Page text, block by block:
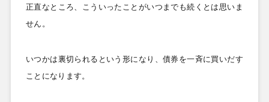
正直なところ、こういったことがいつまでも続くとは思いま
せん。
いつかは裏切られるという形になり、債券を一斉に買いだす
ことになります。